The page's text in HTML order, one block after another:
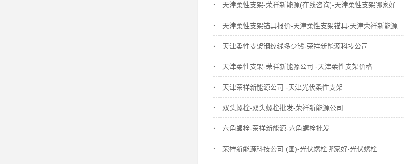
天津柔性支架-荣祥新能源(在线咨询)-天津柔性支架哪家好
天津柔性支架锚具报价-天津柔性支架锚具-天津荣祥新能源
天津柔性支架钢绞线多少钱-荣祥新能源科技公司
天津柔性支架-荣祥新能源公司 -天津柔性支架价格
天津荣祥新能源公司 -天津光伏柔性支架
双头螺栓-双头螺栓批发-荣祥新能源公司
六角螺栓-荣祥新能源-六角螺栓批发
荣祥新能源科技公司 (图)-光伏螺栓哪家好-光伏螺栓